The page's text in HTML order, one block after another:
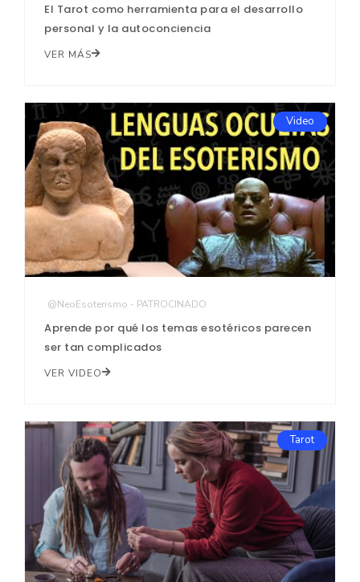
El Tarot como herramienta para el desarrollo
personal y la autoconciencia
VER MÁS
Video
@NeoEsoterismo - PATROCINADO
Aprende por qué los temas esotéricos parecen
ser tan complicados
VER VIDEO
Tarot